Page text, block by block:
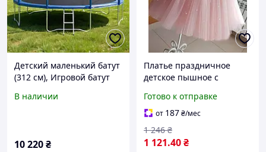
Детский маленький батут
(312 см), Игровой батут
детей подарок на день
В наличии
10 220₴
Платье праздничное
детское пышное с
на хлопковой подкладке
для девочки на
выпускной в садик, день
рождения,
Готово к отправке
от 187₴/мес
1 121.40₴
1 246 ₴